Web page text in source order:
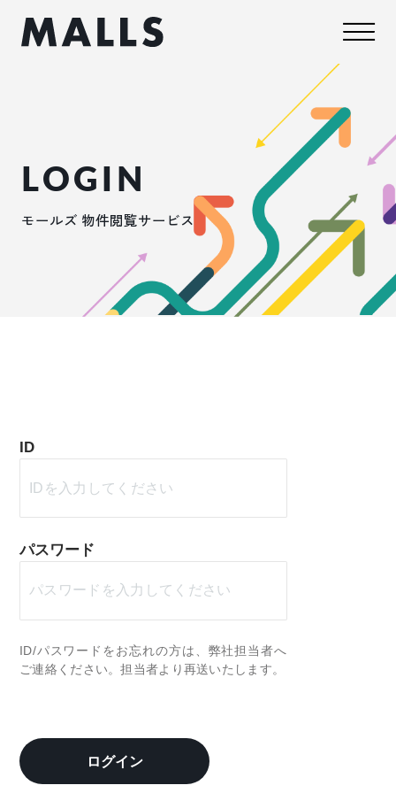
LOGIN
モールズ 物件閲覧サービス
ID
パスワード
ID/パスワードをお忘れの方は、弊社担当者へ
ご連絡ください。担当者より再送いたします。